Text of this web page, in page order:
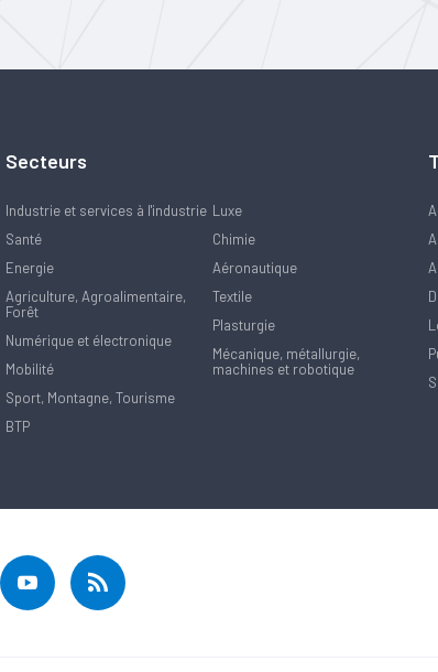
Secteurs
Industrie et services à l'industrie
Santé
Energie
Agriculture, Agroalimentaire,
Forêt
Numérique et électronique
Mobilité
Sport, Montagne, Tourisme
BTP
Luxe
Chimie
Aéronautique
Textile
Plasturgie
Mécanique, métallurgie,
machines et robotique
vos préférences pour contrôler la manière dont vos informations sont